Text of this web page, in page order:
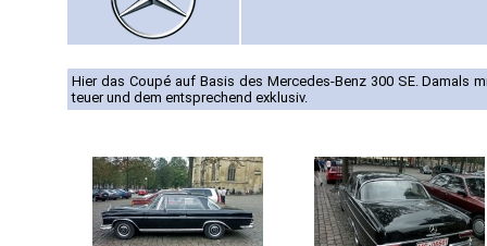
Hier das Coupé auf Basis des Mercedes-Benz 300 SE. Damals
teuer und dem entsprechend exklusiv.